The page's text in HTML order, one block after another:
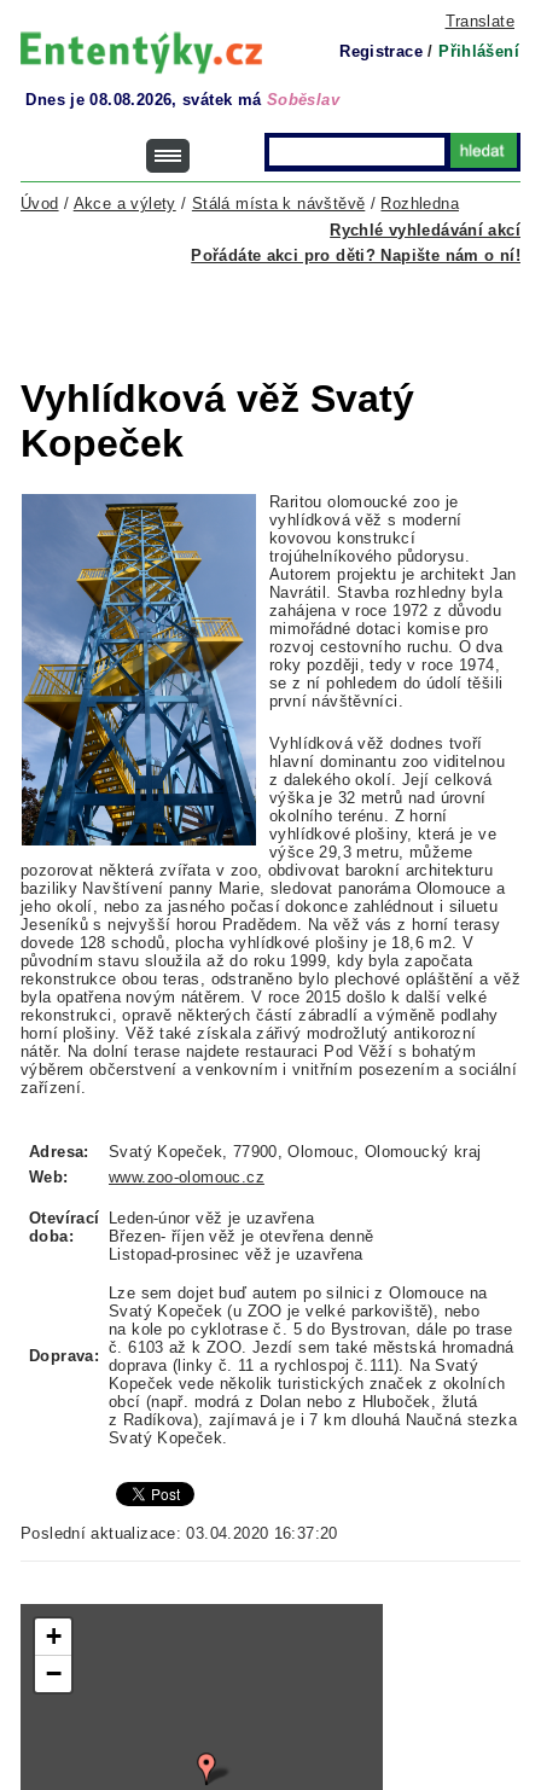
Translate
Registrace / Přihlášení
Dnes je 08.08.2026, svátek má Soběslav
Rychlé vyhledávání akcí
Úvod / Akce a výlety / Stálá místa k návštěvě / Rozhledna
Pořádáte akci pro děti? Napište nám o ní!
Vyhlídková věž Svatý
Kopeček
Raritou olomoucké zoo je
vyhlídková věž s moderní
kovovou konstrukcí
trojúhelníkového půdorysu.
Autorem projektu je architekt Jan
Navrátil. Stavba rozhledny byla
zahájena v roce 1972 z důvodu
mimořádné dotaci komise pro
rozvoj cestovního ruchu. O dva
roky později, tedy v roce 1974,
se z ní pohledem do údolí těšili
první návštěvníci.
Vyhlídková věž dodnes tvoří
hlavní dominantu zoo viditelnou
z dalekého okolí. Její celková
výška je 32 metrů nad úrovní
okolního terénu. Z horní
vyhlídkové plošiny, která je ve
výšce 29,3 metru, můžeme
pozorovat některá zvířata v zoo, obdivovat barokní architekturu
baziliky Navštívení panny Marie, sledovat panoráma Olomouce a
jeho okolí, nebo za jasného počasí dokonce zahlédnout i siluetu
Jeseníků s nejvyšší horou Pradědem. Na věž vás z horní terasy
dovede 128 schodů, plocha vyhlídkové plošiny je 18,6 m2. V
původním stavu sloužila až do roku 1999, kdy byla započata
rekonstrukce obou teras, odstraněno bylo plechové opláštění a věž
byla opatřena novým nátěrem. V roce 2015 došlo k další velké
rekonstrukci, opravě některých částí zábradlí a výměně podlahy
horní plošiny. Věž také získala zářivý modrožlutý antikorozní
nátěr. Na dolní terase najdete restauraci Pod Věží s bohatým
výběrem občerstvení a venkovním i vnitřním posezením a sociální
zařízení.
Adresa:
Svatý Kopeček, 77900, Olomouc, Olomoucký kraj
Web:
www.zoo-olomouc.cz
Otevírací
doba:
Leden-únor věž je uzavřena
Březen- říjen věž je otevřena denně
Listopad-prosinec věž je uzavřena
Doprava:
Lze sem dojet buď autem po silnici z Olomouce na
Svatý Kopeček (u ZOO je velké parkoviště), nebo
na kole po cyklotrase č. 5 do Bystrovan, dále po trase
č. 6103 až k ZOO. Jezdí sem také městská hromadná
doprava (linky č. 11 a rychlospoj č.111). Na Svatý
Kopeček vede několik turistických značek z okolních
obcí (např. modrá z Dolan nebo z Hluboček, žlutá
z Radíkova), zajímavá je i 7 km dlouhá Naučná stezka
Svatý Kopeček.
Poslední aktualizace: 03.04.2020 16:37:20
+
−